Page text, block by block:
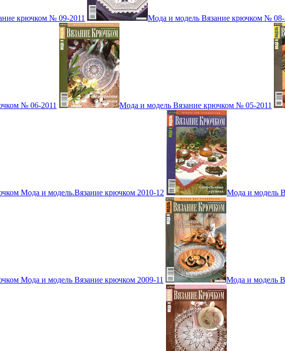
крючком № 09-2011 Мода и модель Вязание крючком № 08-
№ 06-2011 Мода и модель Вязание крючком № 05-2011
Мода и модель.Вязание крючком 2010-12 Мода и модель
Мода и модель Вязание крючком 2009-11 Мода и модель